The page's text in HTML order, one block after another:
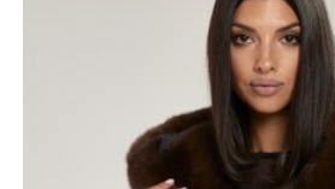
Утеплитель из гусиного пуха
тепло, позволяя свободно
тяжести. Этот утеплитель
теплоизоляцией и
идеальным спутником для зимы.
Изделие можно сочетать как с